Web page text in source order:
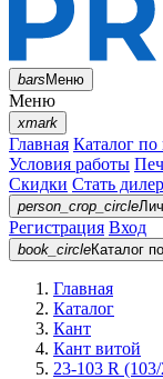
barsМеню
Меню
xmark
Главная Каталог по
Условия работы
Скидки Стать
person_crop_circle
Регистрация Вход
book_circleКаталог
Главная
Каталог
Кант
Кант витой
23-103 R